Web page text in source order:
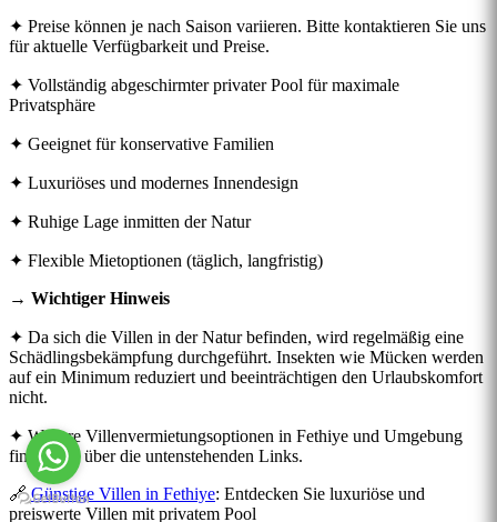
✦ Preise können je nach Saison variieren. Bitte kontaktieren Sie uns
für aktuelle Verfügbarkeit und Preise.
✦ Vollständig abgeschirmter privater Pool für maximale
Privatsphäre
✦ Geeignet für konservative Familien
✦ Luxuriöses und modernes Innendesign
✦ Ruhige Lage inmitten der Natur
✦ Flexible Mietoptionen (täglich, langfristig)
→ Wichtiger Hinweis
✦ Da sich die Villen in der Natur befinden, wird regelmäßig eine
Schädlingsbekämpfung durchgeführt. Insekten wie Mücken werden
auf ein Minimum reduziert und beeinträchtigen den Urlaubskomfort
nicht.
✦ Weitere Villenvermietungsoptionen in Fethiye und Umgebung
finden Sie über die untenstehenden Links.
🔗Günstige Villen in Fethiye: Entdecken Sie luxuriöse und
preiswerte Villen mit privatem Pool